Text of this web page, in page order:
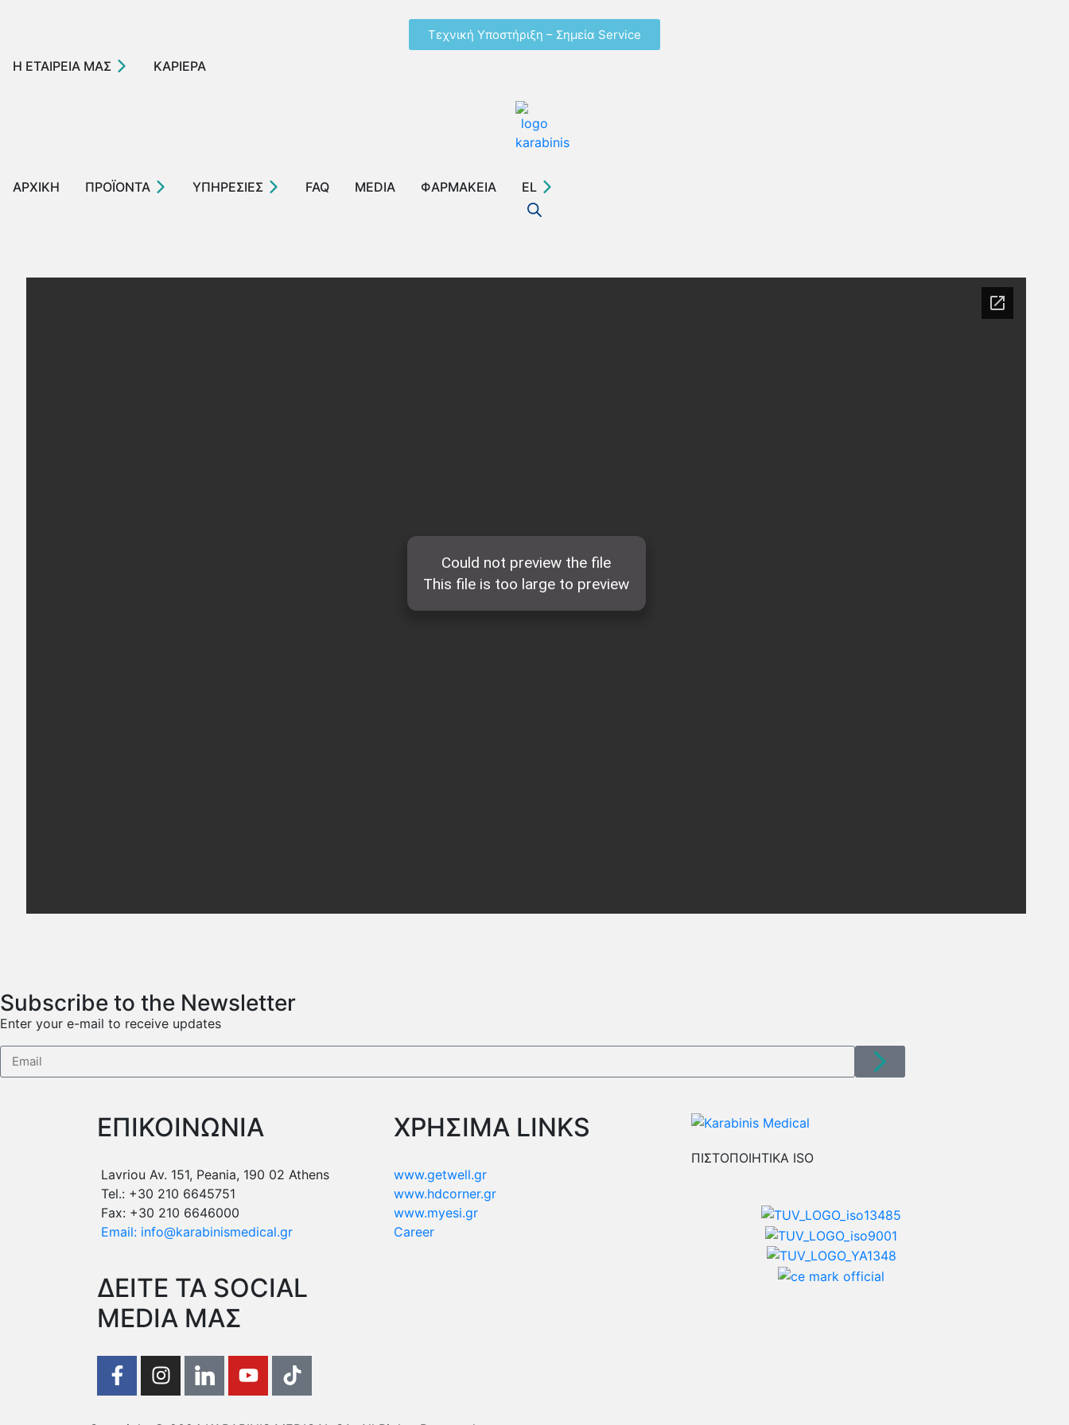
Τεχνική Υποστήριξη – Σημεία Service
Η ΕΤΑΙΡΕΙΑ ΜΑΣ ΚΑΡΙΕΡΑ
ΑΡΧΙΚΗ ΠΡΟΪΟΝΤΑ ΥΠΗΡΕΣΙΕΣ FAQ MEDIA ΦΑΡΜΑΚΕΙΑ EL
Subscribe to the Newsletter
Enter your e-mail to receive updates
ΕΠΙΚΟΙΝΩΝΙΑ
Lavriou Av. 151, Peania, 190 02 Athens
Tel.: +30 210 6645751
Fax: +30 210 6646000
Email: info@karabinismedical.gr
ΔEITE TA SOCIAL
MEDIA ΜΑΣ
ΧΡΗΣΙΜΑ LINKS
www.getwell.gr
www.hdcorner.gr
www.myesi.gr
Career
ΠΙΣΤΟΠΟΙΗΤΙΚΑ ISO